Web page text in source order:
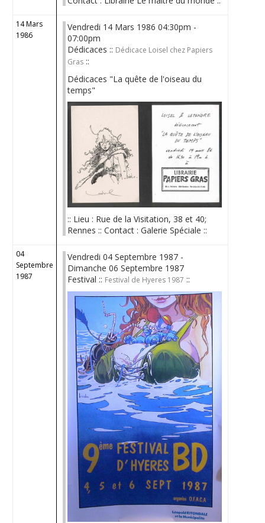
14 Mars
1986
Vendredi 14 Mars 1986 04:30pm -
07:00pm
Dédicaces :: Dédicace Loisel chez Papiers
Gras ::
Dédicaces "La quête de l'oiseau du
temps"
:: Lieu : Rue de la Visitation, 38 et 40;
Rennes :: Contact : Galerie Spéciale ::
04
Septembre
1987
Vendredi 04 Septembre 1987 -
Dimanche 06 Septembre 1987
Festival :: Festival de Hyeres 1987 ::